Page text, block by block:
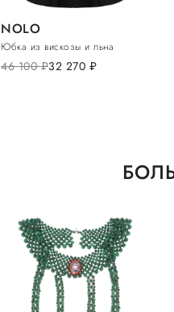
NOLO
Юбка из вискозы и льна
46 100руб.32 270 руб.